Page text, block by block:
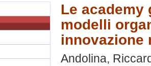
Le
modelli
innovazione
Andolina,